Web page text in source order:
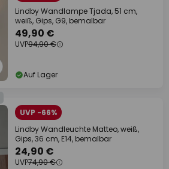
Lindby Wandlampe Tjada, 51 cm,
weiß, Gips, G9, bemalbar
49,90 €
UVP94,90 €
Auf Lager
UVP -66%
Lindby Wandleuchte Matteo, weiß,
Gips, 36 cm, E14, bemalbar
24,90 €
UVP74,90 €